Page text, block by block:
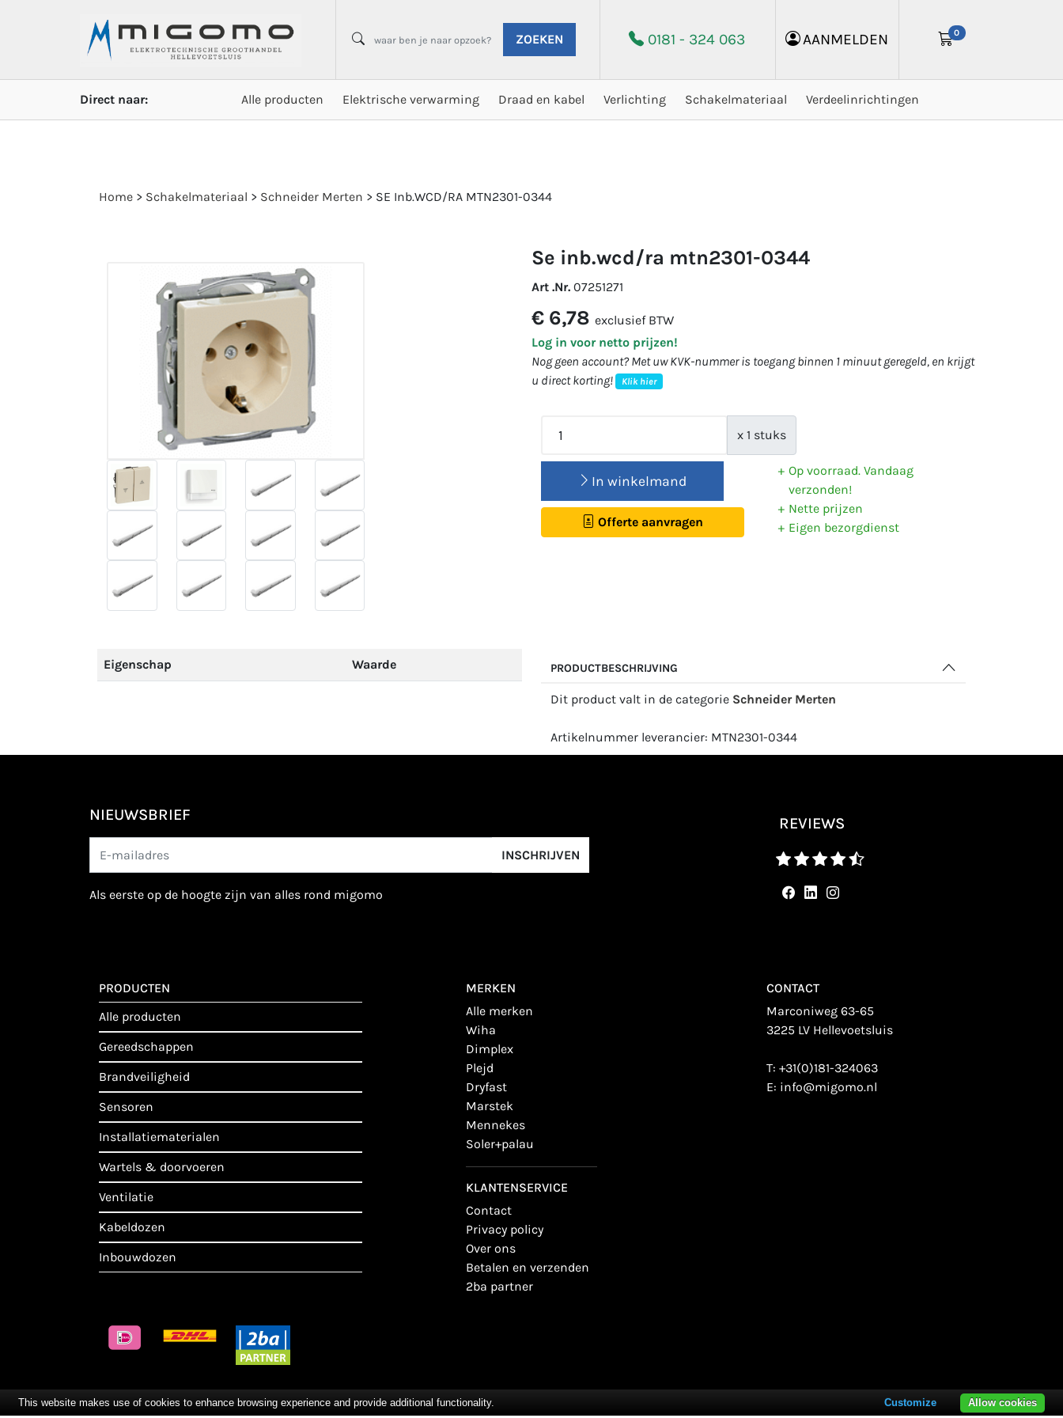
ZOEKEN 0181 - 324 063 AANMELDEN 0
Direct naar: Alle producten Elektrische verwarming Draad en kabel Verlichting Schakelmateriaal Verdeelinrichtingen
Home > Schakelmateriaal > Schneider Merten > SE Inb.WCD/RA MTN2301-0344
se inb.wcd/ra mtn2301-0344
Art .Nr. 07251271
€ 6,78 exclusief BTW
Log in voor netto prijzen!
Nog geen account? Met uw KVK-nummer is toegang binnen 1 minuut geregeld, en krijgt
u direct korting!
Klik hier
x 1 stuks
In winkelmand
Offerte aanvragen
Op voorraad. Vandaag
verzonden!
Nette prijzen
Eigen bezorgdienst
Eigenschap Waarde PRODUCTBESCHRIJVING
Dit product valt in de categorie Schneider Merten
Artikelnummer leverancier: MTN2301-0344
NIEUWSBRIEF
INSCHRIJVEN
als eerste op de hoogte zijn van alles rond migomo
REVIEWS
PRODUCTEN
alle producten
gereedschappen
brandveiligheid
sensoren
installatiematerialen
wartels & doorvoeren
ventilatie
kabeldozen
inbouwdozen
MERKEN
alle merken
wiha
dimplex
plejd
dryfast
marstek
mennekes
soler+palau
KLANTENSERVICE
contact
privacy policy
over ons
betalen en verzenden
2ba partner
CONTACT
Marconiweg 63-65
3225 LV Hellevoetsluis
T:+31(0)181-324063
E: info@migomo.nl
This website makes use of cookies to enhance browsing experience and provide additional functionality. Allow cookies
Customize